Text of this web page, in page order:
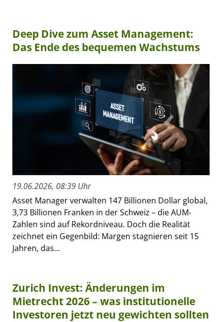
Deep Dive zum Asset Management:
Das Ende des bequemen Wachstums
19.06.2026, 08:39 Uhr
Asset Manager verwalten 147 Billionen Dollar global,
3,73 Billionen Franken in der Schweiz – die AUM-
Zahlen sind auf Rekordniveau. Doch die Realität
zeichnet ein Gegenbild: Margen stagnieren seit 15
Jahren, das...
Zurich Invest: Änderungen im
Mietrecht 2026 – was institutionelle
Investoren jetzt neu gewichten sollten